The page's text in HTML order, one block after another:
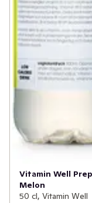
Vitamin Well
Melon
50 cl, Vitamin Well